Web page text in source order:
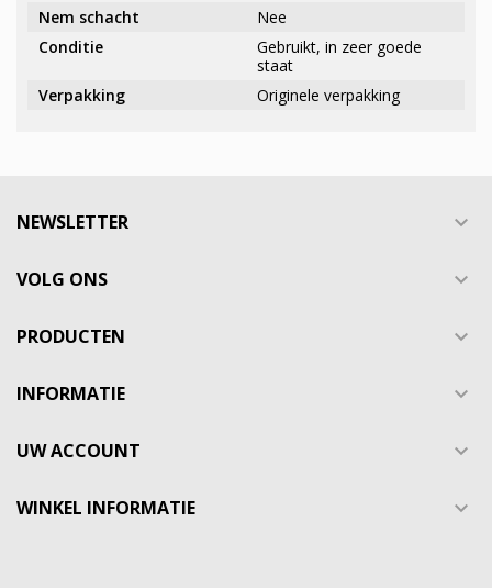
Nem schacht
Nee
Conditie
Gebruikt, in zeer goede
staat
Verpakking
Originele verpakking
NEWSLETTER 
VOLG ONS 
PRODUCTEN 
INFORMATIE 
UW ACCOUNT 
WINKEL INFORMATIE 